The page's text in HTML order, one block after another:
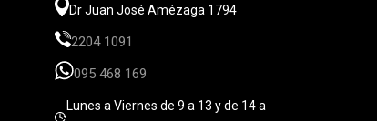
Dr Juan José Amézaga 1794
2204 1091
095 468 169
Lunes a Viernes de 9 a 13 y de 14 a